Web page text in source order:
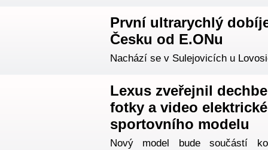
První ultrarychlý
Česku od E.ONu
Nachází se v Sulejovicích u
Lexus zveřejnil
fotky a video
sportovního modelu
Nový model bude součástí